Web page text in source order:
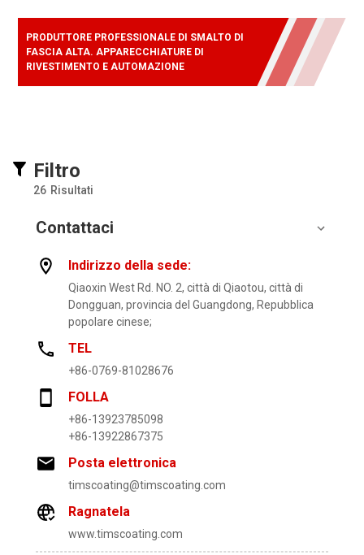
PRODUTTORE PROFESSIONALE DI SMALTO DI
FASCIA ALTA. APPARECCHIATURE DI
RIVESTIMENTO E AUTOMAZIONE
Filtro
26 Risultati
Contattaci
Indirizzo della sede:
Qiaoxin West Rd. NO. 2, città di Qiaotou, città di
Dongguan, provincia del Guangdong, Repubblica
popolare cinese;
TEL
+86-0769-81028676
FOLLA
+86-13923785098
+86-13922867375
Posta elettronica
timscoating@timscoating.com
Ragnatela
www.timscoating.com